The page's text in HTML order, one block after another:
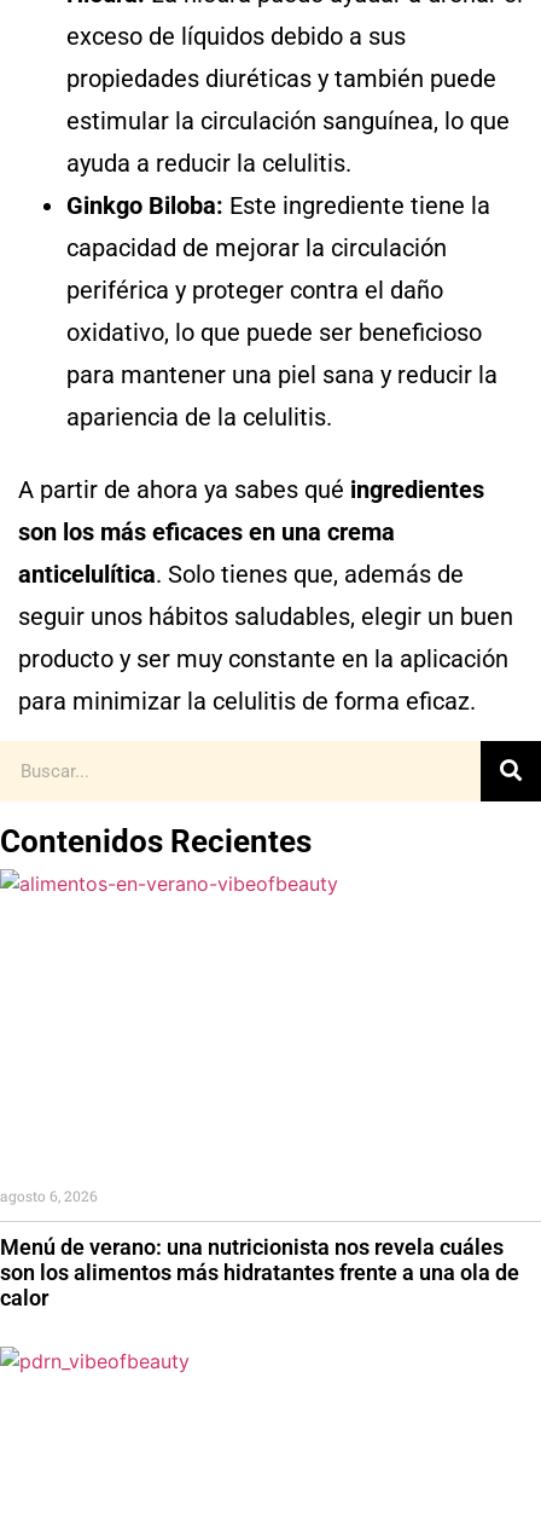
exceso de líquidos debido a sus
propiedades diuréticas y también puede
estimular la circulación sanguínea, lo que
ayuda a reducir la celulitis.
Ginkgo Biloba: Este ingrediente tiene la
capacidad de mejorar la circulación
periférica y proteger contra el daño
oxidativo, lo que puede ser beneficioso
para mantener una piel sana y reducir la
apariencia de la celulitis.
A partir de ahora ya sabes qué ingredientes
son los más eficaces en una crema
anticelulítica. Solo tienes que, además de
seguir unos hábitos saludables, elegir un buen
producto y ser muy constante en la aplicación
para minimizar la celulitis de forma eficaz.
Contenidos Recientes
Menú de verano: una nutricionista nos revela cuáles
son los alimentos más hidratantes frente a una ola de
calor
agosto 6, 2026